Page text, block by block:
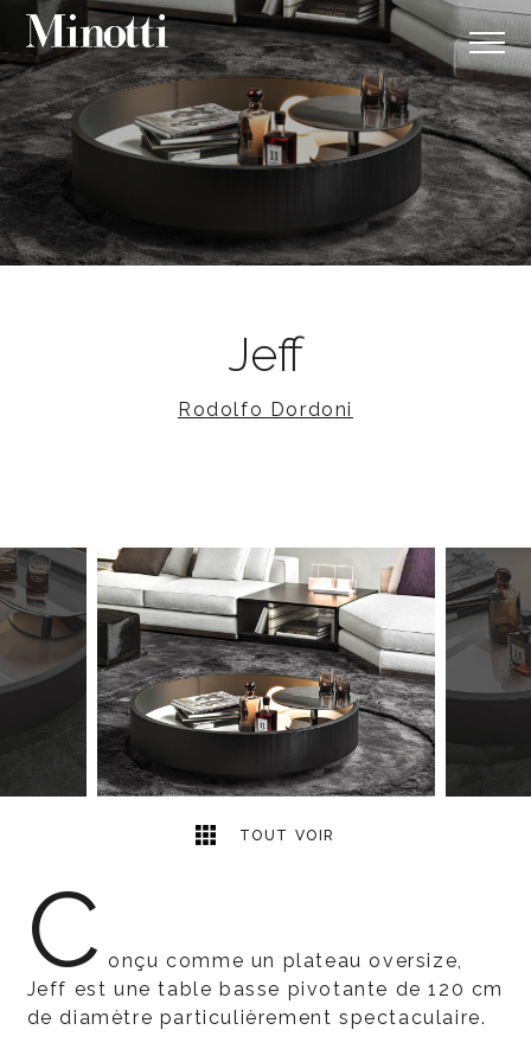
Jeff
Rodolfo Dordoni
TOUT VOIR
2 2
C onçu comme un plateau oversize,
Jeff est une table basse pivotante de 120 cm
de diamètre particulièrement spectaculaire.